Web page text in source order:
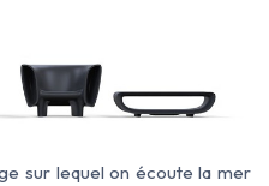
sur lequel on écoute la mer